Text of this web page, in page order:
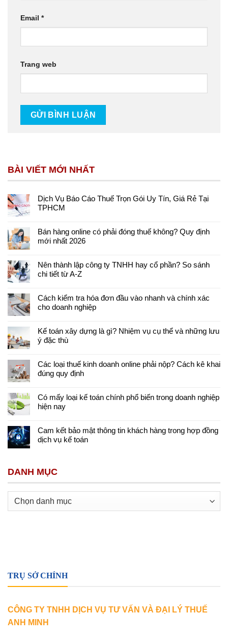
Email *
Trang web
BÀI VIẾT MỚI NHẤT
Dịch Vụ Báo Cáo Thuế Trọn Gói Uy Tín, Giá Rẻ Tại
TPHCM
Bán hàng online có phải đóng thuế không? Quy định
mới nhất 2026
Nên thành lập công ty TNHH hay cổ phần? So sánh
chi tiết từ A-Z
Cách kiểm tra hóa đơn đầu vào nhanh và chính xác
cho doanh nghiệp
Kế toán xây dựng là gì? Nhiệm vụ cụ thể và những lưu
ý đặc thù
Các loại thuế kinh doanh online phải nộp? Cách kê khai
đúng quy định
Có mấy loại kế toán chính phổ biến trong doanh nghiệp
hiện nay
Cam kết bảo mật thông tin khách hàng trong hợp đồng
dịch vụ kế toán
DANH MỤC
Danh
TRỤ SỞ CHÍNH
CÔNG TY TNHH DỊCH VỤ TƯ VẤN VÀ ĐẠI LÝ THUẾ
ANH MINH